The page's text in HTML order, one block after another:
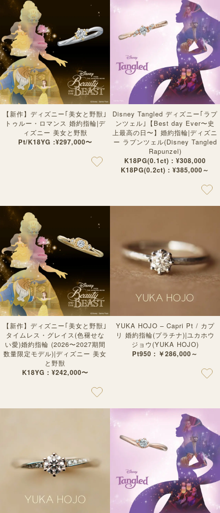
【新作】ディズニー｢美女と野獣｣
トゥルー・ロマンス 婚約指輪|デ
ィズニー 美女と野獣
Pt/K18YG :¥297,000〜
Disney Tangled ディズニー｢ラプ
ンツェル｣【Best day Ever〜史
上最高の日〜】婚約指輪|ディズニ
ー ラプンツェル(Disney Tangled
Rapunzel)
K18PG(0.1ct)：¥308,000
K18PG(0.2ct)：¥385,000～
【新作】ディズニー｢美女と野獣｣
タイムレス・グレイス(色褪せな
い愛)婚約指輪 (2026〜2027期間
数量限定モデル)|ディズニー 美女
と野獣
K18YG：¥242,000〜
YUKA HOJO – Capri Pt / カプ
リ 婚約指輪(プラチナ)|ユカホウ
ジョウ(YUKA HOJO)
Pt950：￥286,000～